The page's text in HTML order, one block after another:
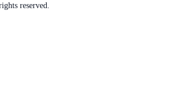
reserved.